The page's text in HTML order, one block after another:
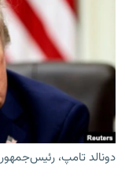
دونالد تامپ،